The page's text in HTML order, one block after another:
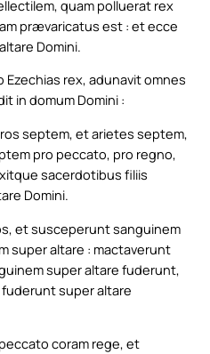
quam polluerat rex
prævaricatus est : et ecce
Domini.
rex, adunavit omnes
in domum Domini :
septem, et arietes septem,
pro peccato, pro regno,
sacerdotibus filiis
Domini.
et susceperunt sanguinem
super altare : mactaverunt
super altare fuderunt,
super altare
coram rege, et